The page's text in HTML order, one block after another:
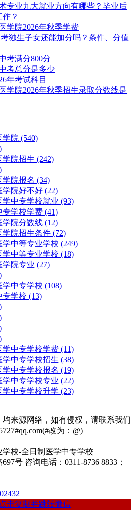
专业九大就业方向有哪些？毕业后
？
学院2026年秋季学费
独生子女还能加分吗？条件、分值
考满分800分
考总分是多少
年考试科目
学院2026年秋季招生录取分数线是
学院 (540)
学院招生 (242)
院报名 (34)
学院好不好 (22)
中专学校就业 (93)
专学校学费 (41)
学院分数线 (12)
学院招生条件 (72)
中等专业学校 (249)
中等专业学校​ (18)
学院专业 (27)
学中专学校 (108)
专学校 (13)
学中专学校学费 (11)
中专学校招生 (38)
中专学校报名 (19)
中专学校专业 (22)
中专学校升学 (23)
来源网络，如有侵权，请联系我们
改为：@)
校-全日制医学中专学校
号 咨询电话：0311-8736 8833；
点击复制并跳转微信